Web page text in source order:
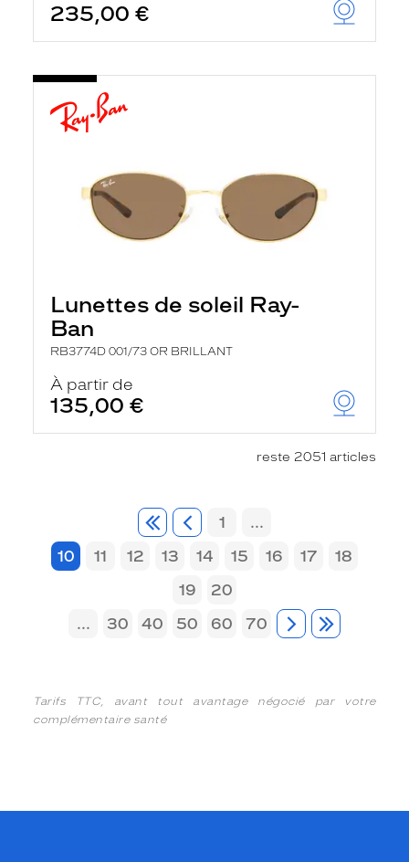
235,00 €
Lunettes de soleil Ray-
Ban
RB3774D 001/73 OR BRILLANT
À partir de
135,00 €
reste 2051 articles
1
...
10
11 12 13 14 15 16 17
18
19
20
...
30 40 50 60 70
Tarifs TTC, avant tout avantage négocié par votre
complémentaire santé